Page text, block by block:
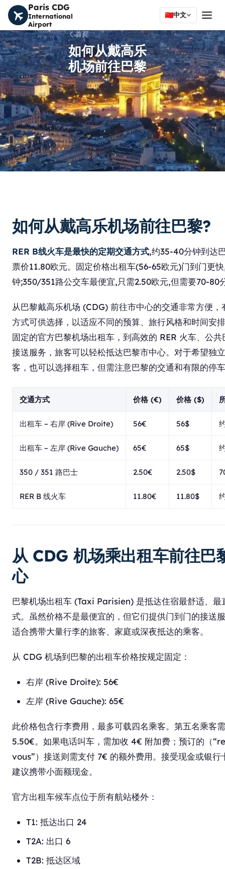
Paris CDG
International
Airport
中文
首页
如何从戴高乐
机场前往巴黎
如何从戴高乐机场前往巴黎?
RER B线火车是最快的定期交通方式,约35-40分钟到达
票价11.80欧元。固定价格出租车(56-65欧元)门到门更
钟;350/351路公交车最便宜,只需2.50欧元,但需要70-80
从巴黎戴高乐机场 (CDG) 前往市中心的交通非常方便，
方式可供选择，以适应不同的预算、旅行风格和时间安
固定的官方巴黎机场出租车，到高效的 RER 火车、公共
接送服务，旅客可以轻松抵达巴黎市中心。对于希望独
客，也可以选择租车，但需注意巴黎的交通和有限的停
交通方式 价格 (€) 价格 ($)
出租车 – 右岸 (Rive Droite) 56€ 56$
出租车 – 左岸 (Rive Gauche) 65€ 65$
350 / 351 路巴士 2.50€ 2.50$
RER B 线火车 11.80€ 11.80$
从 CDG 机场乘出租车前往巴
心
巴黎机场出租车 (Taxi Parisien) 是抵达住宿最舒适、最
式。虽然价格不是最便宜的，但它们提供门到门的接送
适合携带大量行李的旅客、家庭或深夜抵达的乘客。
从 CDG 机场到巴黎的出租车价格按规定固定：
右岸 (Rive Droite): 56€
左岸 (Rive Gauche): 65€
此价格包含行李费用，最多可载四名乘客。第五名乘客
5.50€。如果电话叫车，需加收 4€ 附加费；预订的（
vous”）接送则需支付 7€ 的额外费用。接受现金或银行
建议携带小面额现金。
官方出租车候车点位于所有航站楼外：
T1: 抵达出口 24
T2A: 出口 6
T2B: 抵达区域